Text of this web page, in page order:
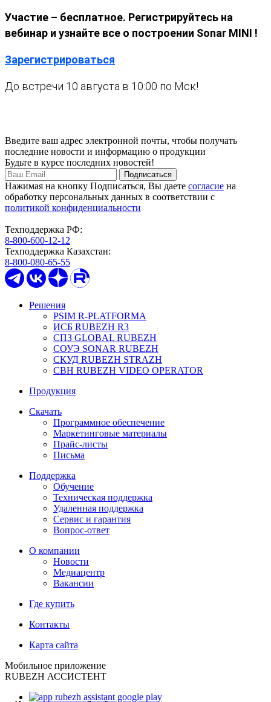
Участие – бесплатное. Регистрируйтесь на
вебинар и узнайте все о построении Sonar MINI !
Зарегистрироваться
До встречи 10 августа в 10:00 по Мск!
Введите ваш адрес электронной почты, чтобы получать
последние новости и информацию о продукции
Будьте в курсе последних новостей!
Нажимая на кнопку Подписаться, Вы даете согласие на
обработку персональных данных в соответствии с
политикой конфиденциальности
Техподдержка РФ:
8-800-600-12-12
Техподдержка Казахстан:
8-800-080-65-55
Решения
PSIM R-PLATFORMA
ИСБ RUBEZH R3
СПЗ GLOBAL RUBEZH
СОУЭ SONAR RUBEZH
СКУД RUBEZH STRAZH
СВН RUBEZH VIDEO OPERATOR
Продукция
Скачать
Программное обеспечение
Маркетинговые материалы
Прайс-листы
Письма
Поддержка
Обучение
Техническая поддержка
Удаленная поддержка
Сервис и гарантия
Вопрос-ответ
О компании
Новости
Медиацентр
Вакансии
Где купить
Контакты
Карта сайта
Мобильное приложение
RUBEZH АССИСТЕНТ